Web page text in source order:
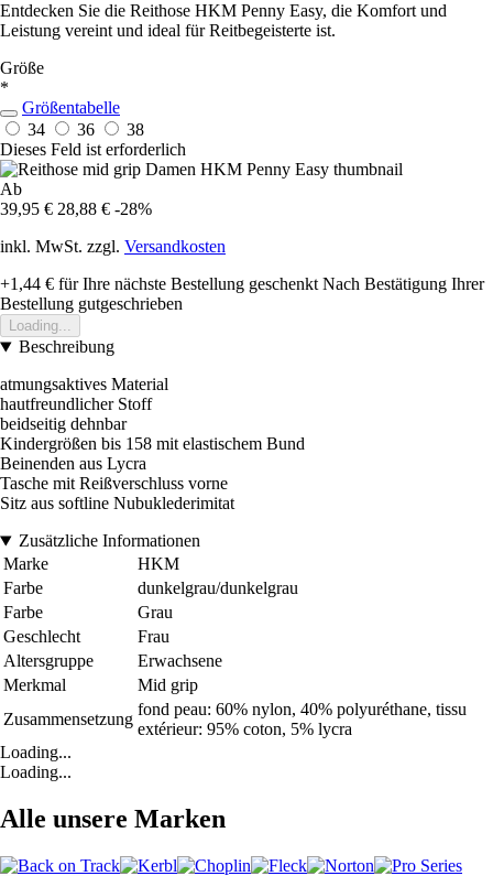
Entdecken Sie die Reithose HKM Penny Easy, die Komfort und
Leistung vereint und ideal für Reitbegeisterte ist.
Größe
*
Größentabelle
34
36
38
Dieses Feld ist erforderlich
Ab
39,95 € 28,88 € -28%
inkl. MwSt. zzgl. Versandkosten
+1,44 € für Ihre nächste Bestellung geschenkt Nach Bestätigung Ihrer
Bestellung gutgeschrieben
Loading...
Beschreibung
atmungsaktives Material
hautfreundlicher Stoff
beidseitig dehnbar
Kindergrößen bis 158 mit elastischem Bund
Beinenden aus Lycra
Tasche mit Reißverschluss vorne
Sitz aus softline Nubuklederimitat
Zusätzliche Informationen
Marke
HKM
Farbe
dunkelgrau/dunkelgrau
Farbe
Grau
Geschlecht
Frau
Altersgruppe
Erwachsene
Merkmal
Mid grip
Zusammensetzung
fond peau: 60% nylon, 40% polyuréthane, tissu
extérieur: 95% coton, 5% lycra
Loading...
Loading...
Alle unsere Marken